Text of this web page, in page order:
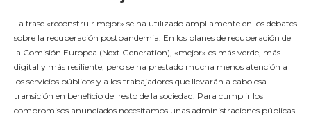
La frase «reconstruir mejor» se ha utilizado ampliamente en los debates
sobre la recuperación postpandemia. En los planes de recuperación de
la Comisión Europea (Next Generation), «mejor» es más verde, más
digital y más resiliente, pero se ha prestado mucha menos atención a
los servicios públicos y a los trabajadores que llevarán a cabo esa
transición en beneficio del resto de la sociedad. Para cumplir los
compromisos anunciados necesitamos unas administraciones públicas